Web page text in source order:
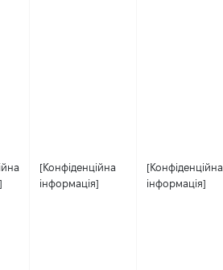
[Конфіденційна
інформація]
[Конфіденційна
інформація]